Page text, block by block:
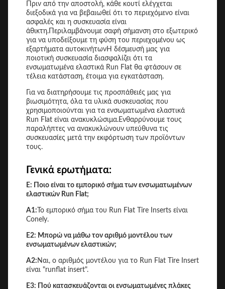
Πριν από την αποστολή, κάθε κουτί ελέγχεται
διεξοδικά για να βεβαιωθεί ότι το περιεχόμενο είναι
ασφαλές και η συσκευασία είναι
άθικτη.Περιλαμβάνουμε σαφή σήμανση στο εξωτερικό
για να υποδείξουμε τη φύση του περιεχομένου ως
εξαρτήματα αυτοκινήτωνΗ δέσμευσή μας για
ποιοτική συσκευασία διασφαλίζει ότι τα
ενσωματωμένα ελαστικά Run Flat θα φτάσουν σε
τέλεια κατάσταση, έτοιμα για εγκατάσταση.
Για να διατηρήσουμε τις προσπάθειές μας για
βιωσιμότητα, όλα τα υλικά συσκευασίας που
χρησιμοποιούνται για τα ενσωματωμένα ελαστικά
Run Flat είναι ανακυκλώσιμα.Ενθαρρύνουμε τους
παραλήπτες να ανακυκλώνουν υπεύθυνα τις
συσκευασίες μετά την εκφόρτωση των προϊόντων
τους.
Γενικά ερωτήματα:
Ε: Ποιο είναι το εμπορικό σήμα των ενσωματωμένων
ελαστικών Run Flat;
Α1: Το εμπορικό σήμα του Run Flat Tire Inserts είναι
Conely.
Ε2: Μπορώ να μάθω τον αριθμό μοντέλου των
ενσωματωμένων ελαστικών;
Α2: Ναι, ο αριθμός μοντέλου για το Run Flat Tire Insert
είναι "runflat insert".
Ε3: Πού κατασκευάζονται οι ενσωματωμένες πλάκες